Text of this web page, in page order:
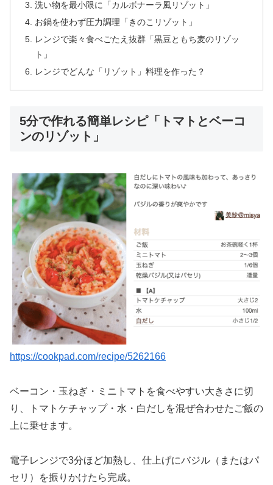
洗い物を最小限に「カルボナーラ風リゾット」
お鍋を使わず圧力調理「きのこリゾット」
レンジで楽々食べごたえ抜群「黒豆ともち麦のリゾッ
ト」
レンジでどんな「リゾット」料理を作った？
5分で作れる簡単レシピ「トマトとベーコ
ンのリゾット」
https://cookpad.com/recipe/5262166
ベーコン・玉ねぎ・ミニトマトを食べやすい大きさに切
り、トマトケチャップ・水・白だしを混ぜ合わせたご飯の
上に乗せます。
電子レンジで3分ほど加熱し、仕上げにバジル（またはパ
セリ）を振りかけたら完成。